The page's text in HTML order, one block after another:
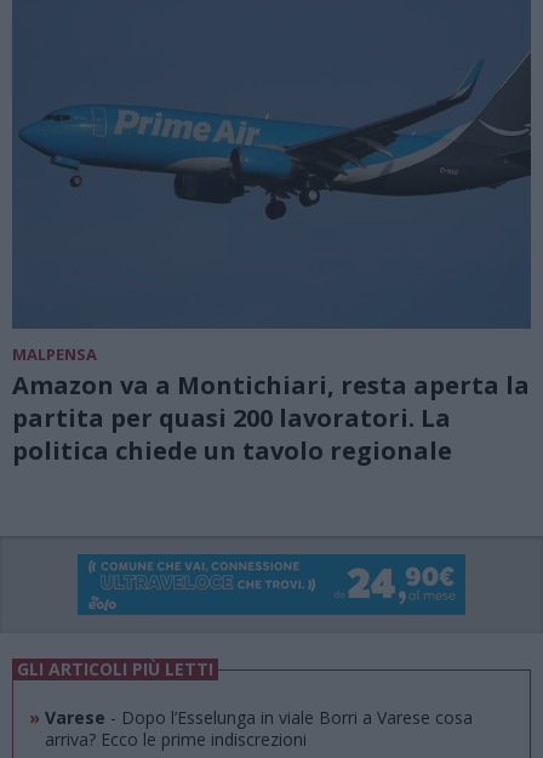
MALPENSA
Amazon va a Montichiari, resta aperta la
partita per quasi 200 lavoratori. La
politica chiede un tavolo regionale
GLI ARTICOLI PIÙ LETTI
» Varese - Dopo l’Esselunga in viale Borri a Varese cosa
arriva? Ecco le prime indiscrezioni